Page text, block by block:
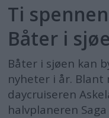
Ti
Båter i
Båter i sjøen kan
nyheter i år. Blant
daycruiseren
halvplaneren Saga